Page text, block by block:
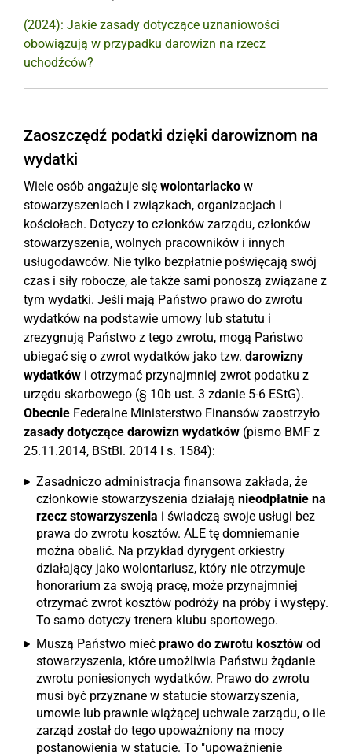
(2024): Jakie zasady dotyczące uznaniowości
obowiązują w przypadku darowizn na rzecz
uchodźców?
Zaoszczędź podatki dzięki darowiznom na
wydatki
Wiele osób angażuje się wolontariacko w
stowarzyszeniach i związkach, organizacjach i
kościołach. Dotyczy to członków zarządu, członków
stowarzyszenia, wolnych pracowników i innych
usługodawców. Nie tylko bezpłatnie poświęcają swój
czas i siły robocze, ale także sami ponoszą związane z
tym wydatki. Jeśli mają Państwo prawo do zwrotu
wydatków na podstawie umowy lub statutu i
zrezygnują Państwo z tego zwrotu, mogą Państwo
ubiegać się o zwrot wydatków jako tzw. darowizny
wydatków i otrzymać przynajmniej zwrot podatku z
urzędu skarbowego (§ 10b ust. 3 zdanie 5-6 EStG).
Obecnie Federalne Ministerstwo Finansów zaostrzyło
zasady dotyczące darowizn wydatków (pismo BMF z
25.11.2014, BStBl. 2014 I s. 1584):
Zasadniczo administracja finansowa zakłada, że
członkowie stowarzyszenia działają nieodpłatnie na
rzecz stowarzyszenia i świadczą swoje usługi bez
prawa do zwrotu kosztów. ALE tę domniemanie
można obalić. Na przykład dyrygent orkiestry
działający jako wolontariusz, który nie otrzymuje
honorarium za swoją pracę, może przynajmniej
otrzymać zwrot kosztów podróży na próby i występy.
To samo dotyczy trenera klubu sportowego.
Muszą Państwo mieć prawo do zwrotu kosztów od
stowarzyszenia, które umożliwia Państwu żądanie
zwrotu poniesionych wydatków. Prawo do zwrotu
musi być przyznane w statucie stowarzyszenia,
umowie lub prawnie wiążącej uchwale zarządu, o ile
zarząd został do tego upoważniony na mocy
postanowienia w statucie. To "upoważnienie